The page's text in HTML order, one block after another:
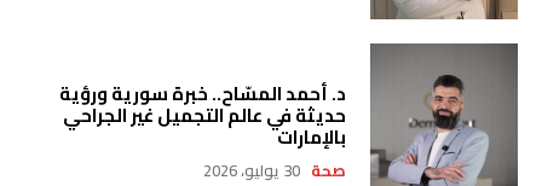
د. أحمد المسّاح.. خبرة سورية ورؤية
حديثة في عالم التجميل غير الجراحي
بالإمارات
صحة 30 يوليو، 2026